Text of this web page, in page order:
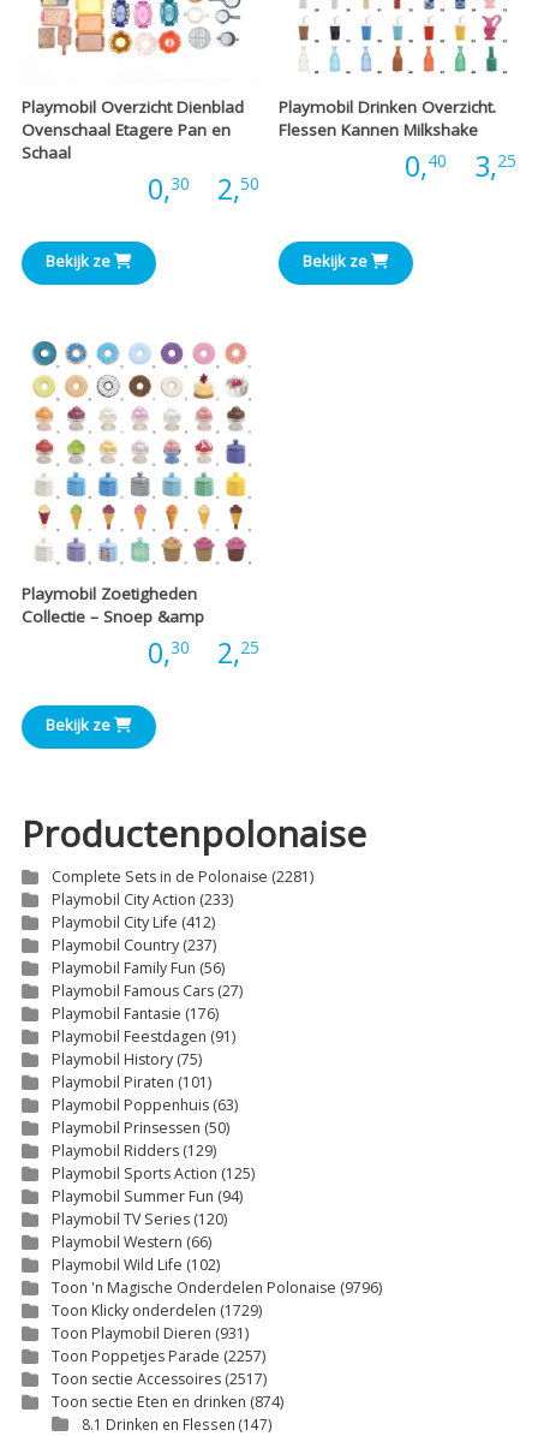
Playmobil Overzicht Dienblad
Ovenschaal Etagere Pan en
Schaal
0,30 2,50Prijsklasse:
€0,30
tot
Bekijk ze
Playmobil Drinken Overzicht.
Flessen Kannen Milkshake
0,40 3,25
Bekijk ze
Playmobil Zoetigheden
Collectie – Snoep &amp
0,30 2,25Prijsklasse:
Bekijk ze
Productenpolonaise
Complete Sets in de Polonaise (2281)
Playmobil City Action (233)
Playmobil City Life (412)
Playmobil Country (237)
Playmobil Family Fun (56)
Playmobil Famous Cars (27)
Playmobil Fantasie (176)
Playmobil Feestdagen (91)
Playmobil History (75)
Playmobil Piraten (101)
Playmobil Poppenhuis (63)
Playmobil Prinsessen (50)
Playmobil Ridders (129)
Playmobil Sports Action (125)
Playmobil Summer Fun (94)
Playmobil TV Series (120)
Playmobil Western (66)
Playmobil Wild Life (102)
Toon 'n Magische Onderdelen Polonaise (9796)
Toon Klicky onderdelen (1729)
Toon Playmobil Dieren (931)
Toon Poppetjes Parade (2257)
Toon sectie Accessoires (2517)
Toon sectie Eten en drinken (874)
8.1 Drinken en Flessen (147)